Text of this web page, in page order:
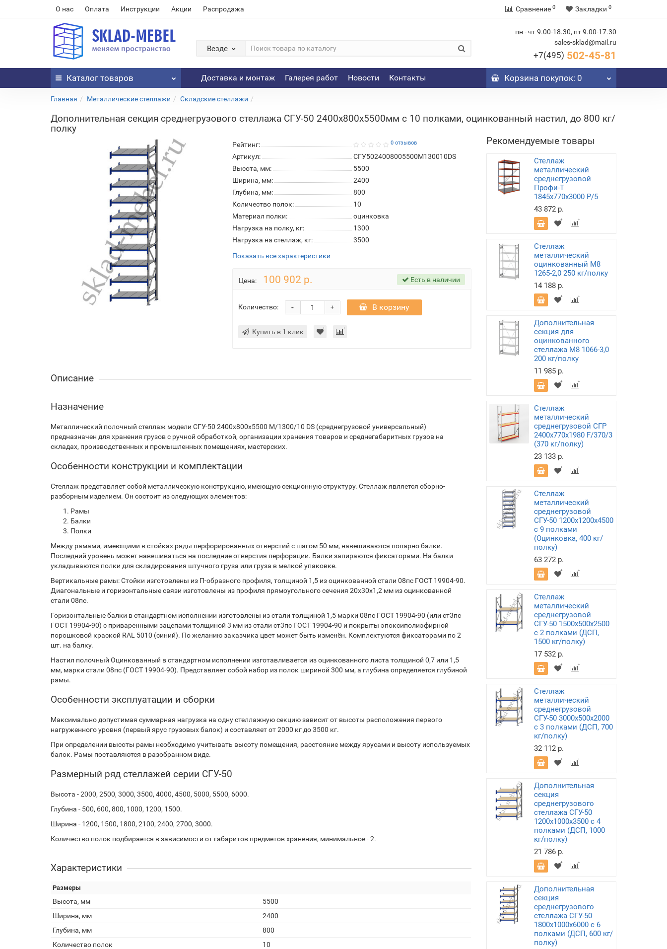
О нас Оплата Инструкции Акции Распродажа Сравнение 0 Закладки 0
Везде
пн - чт 9.00-18.30, пт 9.00-17.30
sales-sklad@mail.ru
+7(495) 502-45-81
Каталог товаров Доставка и монтаж Галерея работ Новости Контакты Корзинапокупок: 0
Главная Металлические стеллажи Складские стеллажи
Дополнительная секция среднегрузового стеллажа СГУ-50 2400х800х5500мм с 10 полками, оцинкованный настил, до 800 кг/
полку
Рейтинг: 0 отзывов
Артикул:
СГУ5024008005500М130010DS
Высота, мм:
5500
Ширина, мм:
2400
Глубина, мм:
800
Количество полок:
10
Материал полки:
оцинковка
Нагрузка на полку, кг:
1300
Нагрузка на стеллаж, кг:
3500
Показать все характеристики
Цена: 100 902 р. Есть в наличии
Количество: +
- В корзину
Купить в 1 клик
Описание
Назначение
Металлический полочный стеллаж модели СГУ-50 2400х800х5500 М/1300/10 DS (среднегрузовой универсальный)
предназначен для хранения грузов с ручной обработкой, организации хранения товаров и среднегабаритных грузов на
складах, производственных и промышленных помещениях, мастерских.
Особенности конструкции и комплектации
Стеллаж представляет собой металлическую конструкцию, имеющую секционную структуру. Стеллаж является сборно-
разборным изделием. Он состоит из следующих элементов:
Рамы
Балки
Полки
Между рамами, имеющими в стойках ряды перфорированных отверстий с шагом 50 мм, навешиваются попарно балки.
Последний уровень может навешиваться на последние отверстия перфорации. Балки запираются фиксаторами. На балки
укладываются полки для складирования штучного груза или груза в мелкой упаковке.
Вертикальные рамы: Стойки изготовлены из П-образного профиля, толщиной 1,5 из оцинкованной стали 08пс ГОСТ 19904-90.
Диагональные и горизонтальные связи изготовлены из профиля прямоугольного сечения 20х30х1,2 мм из оцинкованной
стали 08пс.
Горизонтальные балки в стандартном исполнении изготовлены из стали толщиной 1,5 марки 08пс ГОСТ 19904-90 (или ст3пс
ГОСТ 19904-90) с приваренными зацепами толщиной 3 мм из стали ст3пс ГОСТ 19904-90 и покрыты эпоксиполиэфирной
порошковой краской RAL 5010 (синий). По желанию заказчика цвет может быть изменён. Комплектуются фиксаторами по 2
шт. на балку.
Настил полочный Оцинкованный в стандартном исполнении изготавливается из оцинкованного листа толщиной 0,7 или 1,5
мм, марки стали 08пс (ГОСТ 19904-90). Представляет собой набор из полок шириной 300 мм, а глубина определяется глубиной
рамы.
Особенности эксплуатации и сборки
Максимально допустимая суммарная нагрузка на одну стеллажную секцию зависит от высоты расположения первого
нагруженного уровня (первый ярус грузовых балок) и составляет от 2000 кг до 3500 кг.
При определении высоты рамы необходимо учитывать высоту помещения, расстояние между ярусами и высоту используемых
балок. Рамы поставляются в разобранном виде.
Размерный ряд стеллажей серии СГУ-50
Высота - 2000, 2500, 3000, 3500, 4000, 4500, 5000, 5500, 6000.
Глубина - 500, 600, 800, 1000, 1200, 1500.
Ширина - 1200, 1500, 1800, 2100, 2400, 2700, 3000.
Количество полок подбирается в зависимости от габаритов предметов хранения, минимальное - 2.
Характеристики
Размеры
Высота, мм
5500
Ширина, мм
2400
Глубина, мм
800
Количество полок
10
Рекомендуемые товары
Стеллаж
металлический
среднегрузовой
Профи-Т
1845х770х3000 P/5
43 872 р.
Стеллаж
металлический
оцинкованный М8
1265-2,0 250 кг/полку
14 188 р.
Дополнительная
секция для
оцинкованного
стеллажа М8 1066-3,0
200 кг/полку
11 985 р.
Стеллаж
металлический
среднегрузовой СГР
2400х770х1980 F/370/3
(370 кг/полку)
23 133 р.
Стеллаж
металлический
среднегрузовой
СГУ-50 1200х1200х4500
с 9 полками
(Оцинковка, 400 кг/
полку)
63 272 р.
Стеллаж
металлический
среднегрузовой
СГУ-50 1500х500х2500
с 2 полками (ДСП,
1500 кг/полку)
17 532 р.
Стеллаж
металлический
среднегрузовой
СГУ-50 3000х500х2000
с 3 полками (ДСП, 700
кг/полку)
32 112 р.
Дополнительная
секция
среднегрузового
стеллажа СГУ-50
1200х1000х3500 с 4
полками (ДСП, 1000
кг/полку)
21 786 р.
Дополнительная
секция
среднегрузового
стеллажа СГУ-50
1800х1000х6000 с 6
полками (ДСП, 600 кг/
полку)